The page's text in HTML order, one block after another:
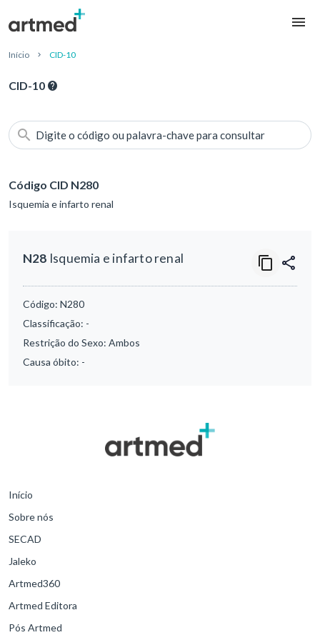
Início CID-10
CID-10
Digite o código ou palavra-chave para consultar
Código CID N280
Isquemia e infarto renal
N28 Isquemia e infarto renal
Código: N280
Classificação: -
Restrição do Sexo: Ambos
Causa óbito: -
Início
Sobre nós
SECAD
Jaleko
Artmed360
Artmed Editora
Pós Artmed